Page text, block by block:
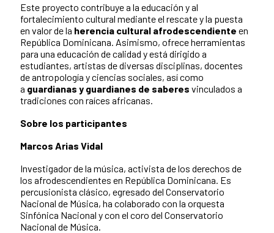
Este proyecto contribuye a la educación y al
fortalecimiento cultural mediante el rescate y la puesta
en valor de la herencia cultural afrodescendiente en
República Dominicana. Asimismo, ofrece herramientas
para una educación de calidad y está dirigido a
estudiantes, artistas de diversas disciplinas, docentes
de antropología y ciencias sociales, así como
a guardianas y guardianes de saberes vinculados a
tradiciones con raíces africanas.
Sobre los participantes
Marcos Arias Vidal
Investigador de la música, activista de los derechos de
los afrodescendientes en República Dominicana. Es
percusionista clásico, egresado del Conservatorio
Nacional de Música, ha colaborado con la orquesta
Sinfónica Nacional y con el coro del Conservatorio
Nacional de Música.